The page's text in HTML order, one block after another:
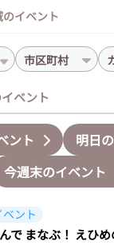
のイベント
市区町村
ベント
ント
明日
今週末のイベント
ベント
で まなぶ！ えひ